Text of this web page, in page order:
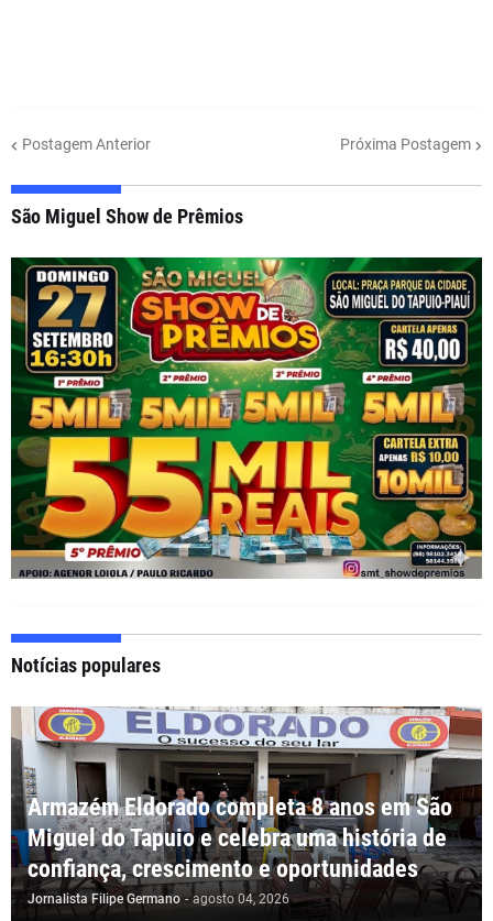
Postagem Anterior Próxima Postagem
São Miguel Show de Prêmios
Notícias populares
Armazém Eldorado completa 8 anos em São
Miguel do Tapuio e celebra uma história de
confiança, crescimento e oportunidades
Jornalista Filipe Germano - agosto 04, 2026